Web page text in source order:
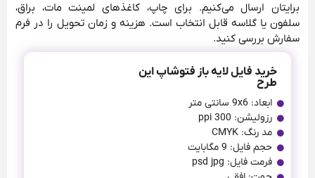
برایتان ارسال می‌کنیم. برای چاپ، کاغذهای لمینت مات، براق،
سلفون یا گلاسه قابل انتخاب است. هزینه و زمان تحویل را در فرم
سفارش بررسی کنید.
خرید فایل لایه باز فتوشاپ این
طرح
ابعاد: 9x6 سانتی متر
رزولیشن: 300 ppi
مد رنگ: CMYK
حجم فایل: 9 مگابایت
فرمت فایل: psd jpg